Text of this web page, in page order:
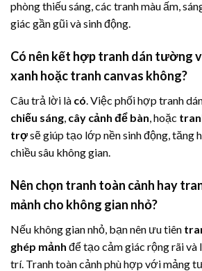
phòng thiếu sáng, các tranh màu ấm,
giác gần gũi và sinh động.
Có nên kết hợp tranh dán tường
xanh hoặc tranh canvas không?
Câu trả lời là có . Việc phối hợp tranh
chiếu sáng cây cảnh để bàn , hoặc
trợsẽ giúp tạo lớp nền sinh động, tăng
chiều sâu không gian.
Nên chọn tranh toàn cảnh hay
mảnh cho không gian nhỏ?
Nếu không gian nhỏ, bạn nên ưu tiên
ghép mảnh để tạo cảm giác rộng rãi và
trí. Tranh toàn cảnh phù hợp với mảng